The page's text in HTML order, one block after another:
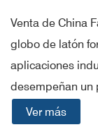
Venta de China
globo de latón
aplicaciones
desempeñan un
Ver más